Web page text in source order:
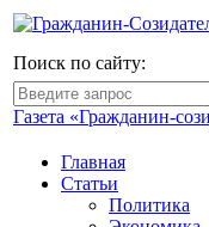
Поиск по сайту:
Газета «Гражданин-
Главная
Статьи
Политика